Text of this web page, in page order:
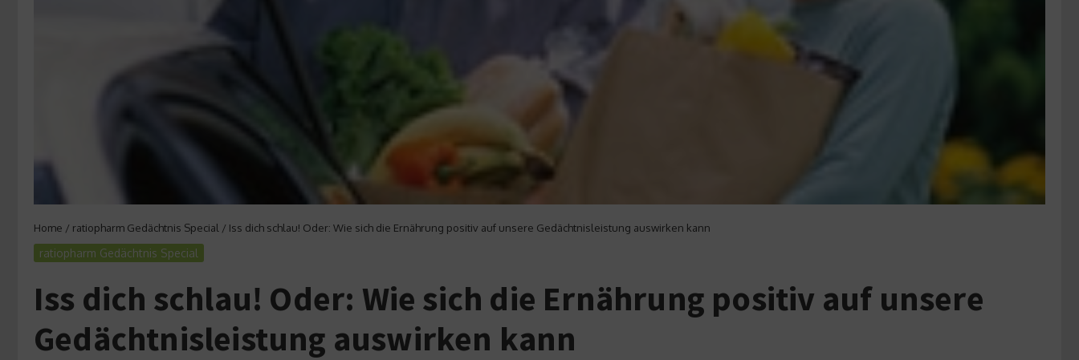
Home / ratiopharm Gedächtnis Special / Iss dich schlau! Oder: Wie sich die Ernährung positiv auf unsere Gedächtnisleistung auswirken kann
ratiopharm Gedächtnis Special
Iss dich schlau! Oder: Wie sich die Ernährung positiv auf unsere
Gedächtnisleistung auswirken kann